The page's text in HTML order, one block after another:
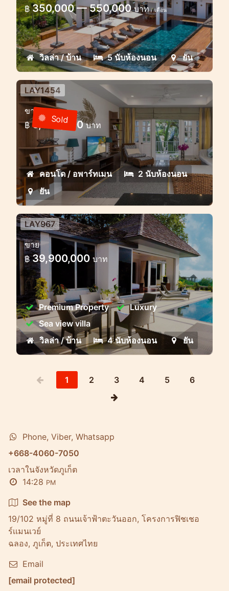
วิลล่าหรูทันสมัยใกล้ทะเลสาบในลายัน
฿ 350,000 — 550,000บาท/ เดือน
วิลล่า / บ้าน 5 นับห้องนอน ยัน
คอนโดมีสไตล์ 2 ห้องนอนกว้างขวาง
ในลายัน
อพาร์ทเมนท์ขนาดใหญ่ 2 ห้องนอน ตกแต่ง
และปรับปรุงใหม่อย่างมีสไตล์
LAY1454
ขาย
Sold
฿ 6,500,000บาท
คอนโด / อพาร์ทเมน
2 นับห้องนอน
ยัน
วิลล่า 4/5 ห้องนอนระดับพรีเมี่ยม
พร้อมวิวทะเลที่สมบูรณ์แบบในลายัน
LAY967
ขาย
฿ 39,900,000 บาท
Premium Property
Luxury
Sea view villa
วิลล่า / บ้าน
4 นับห้องนอน ยัน
1 2 3 4 5 6
Phone, Viber, Whatsapp
+668-4060-7050
เวลาในจังหวัดภูเก็ต
14:28 PM
See the map
19/102 หมู่ที่ 8 ถนนเจ้าฟ้าตะวันออก, โครงการฟิชเชอ
ร์เเมนเวย์
ฉลอง, ภูเก็ต, ประเทศไทย
Email
[email protected]